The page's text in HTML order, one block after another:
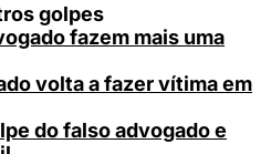
golpes
fazem mais uma
volta a fazer vítima em
do falso advogado e